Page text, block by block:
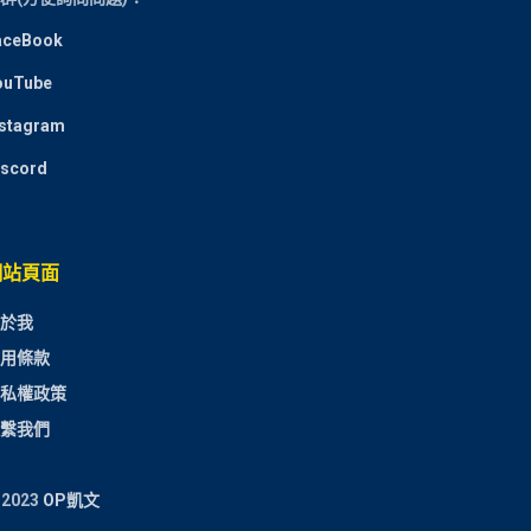
頁面
我
條款
權政策
我們
OP凱文